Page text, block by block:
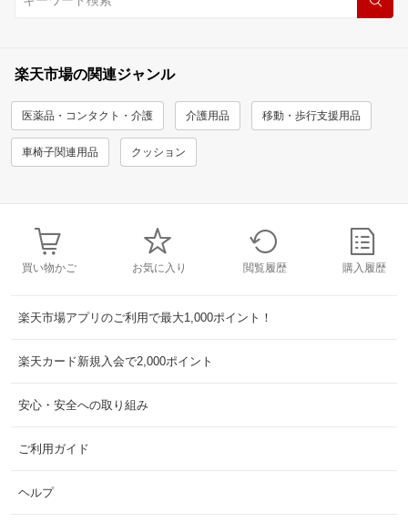
楽天市場の関連ジャンル
医薬品・コンタクト・介護 介護用品 移動・歩行支援用品
車椅子関連用品 クッション
買い物かご お気に入り 閲覧履歴 購入履歴
楽天市場アプリのご利用で最大1,000ポイント！
楽天カード新規入会で2,000ポイント
安心・安全への取り組み
ご利用ガイド
ヘルプ